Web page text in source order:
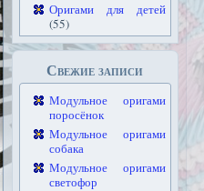
Оригами для детей
(55)
Свежие записи
Модульное оригами
поросёнок
Модульное оригами
собака
Модульное оригами
светофор